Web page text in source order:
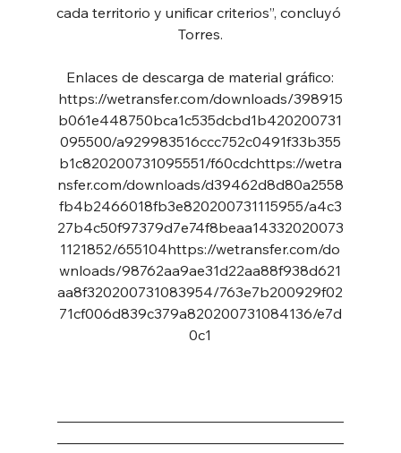
cada territorio y unificar criterios”, concluyó
Torres.
Enlaces de descarga de material gráfico:
https://wetransfer.com/downloads/398915
b061e448750bca1c535dcbd1b420200731
095500/a929983516ccc752c0491f33b355
b1c820200731095551/f60cdchttps://wetra
nsfer.com/downloads/d39462d8d80a2558
fb4b2466018fb3e820200731115955/a4c3
27b4c50f97379d7e74f8beaa14332020073
1121852/655104https://wetransfer.com/do
wnloads/98762aa9ae31d22aa88f938d621
aa8f320200731083954/763e7b200929f02
71cf006d839c379a820200731084136/e7d
0c1
————————————————————
————————————————————